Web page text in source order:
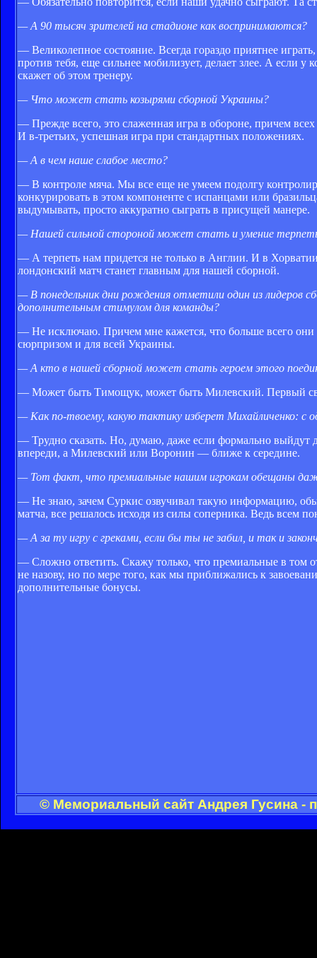
— А 90 тысяч зрителей на стадионе как воспринимаются?
— Великолепное состояние. Всегда гораздо приятнее
против тебя, еще сильнее мобилизует, делает злее. А если у
скажет об этом тренеру.
— Что может стать козырями сборной Украины?
— Прежде всего, это слаженная игра в обороне, причем
И в-третьих, успешная игра при стандартных положениях.
— А в чем наше слабое место?
— В контроле мяча. Мы все еще не умеем подолгу
конкурировать в этом компоненте с испанцами или
выдумывать, просто аккуратно сыграть в присущей манере.
— Нашей сильной стороной может стать и умение
— А терпеть нам придется не только в Англии. И в Хорватии
лондонский матч станет главным для нашей сборной.
— В понедельник дни рождения отметили один из лидеров
дополнительным стимулом для команды?
— Не исключаю. Причем мне кажется, что больше всего они
сюрпризом и для всей Украины.
— А кто в нашей сборной может стать героем этого
— Может быть Тимощук, может быть Милевский. Первый
— Как по-твоему, какую тактику изберет Михайличенко: с
— Трудно сказать. Но, думаю, даже если формально выйдут
впереди, а Милевский или Воронин — ближе к середине.
— Тот факт, что премиальные нашим игрокам обещаны
— Не знаю, зачем Суркис озвучивал такую информацию,
матча, все решалось исходя из силы соперника. Ведь всем
— А за ту игру с греками, если бы ты не забил, и так и
— Сложно ответить. Скажу только, что премиальные в том
не назову, но по мере того, как мы приближались к
дополнительные бонусы.
© Мемориальный сайт Андрея Гусина -